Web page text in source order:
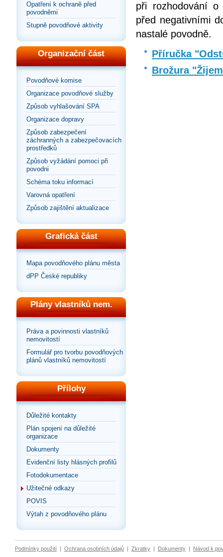
Opatření k ochraně před
povodněmi
Stupně povodňové aktivity
Organizační část
Povodňové komise
Organizace povodňové služby
Způsob vyhlašování SPA
Organizace dopravy
Způsob zabezpečení
záchranných a zabezpečovacích
prostředků
Způsob vyžádání pomoci při
povodni
Schéma toku informací
Varovná opatření
Způsob zajištění aktualizace
Grafická část
Mapa povodňového plánu města
dPP České republiky
Plány vlastníků nem.
Práva a povinnosti vlastníků
nemovitostí
Formulář pro tvorbu povodňových
plánů vlastníků nemovitostí
Přílohy
Důležité kontakty
Plán spojení na důležité
organizace
Dokumenty
Evidenční listy hlásných profilů
Fotodokumentace
Užitečné odkazy
POVIS
Výtah z povodňového plánu
při rozhodování
před negativními
nastalé povodně.
Příručka
Brožura
Podmínky použití | Ochrana osobních údajů | Zkratky | Dokumenty | Návod k